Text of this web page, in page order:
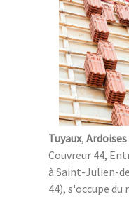
Tuyaux, Ardoises
Couvreur 44,
à Saint-Julien-
44), s'occupe du